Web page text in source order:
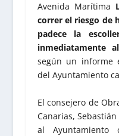
Avenida Marítima
correr el riesgo de
padece la
inmediatamente
según un informe
del Ayuntamiento
El consejero de
Canarias,
al